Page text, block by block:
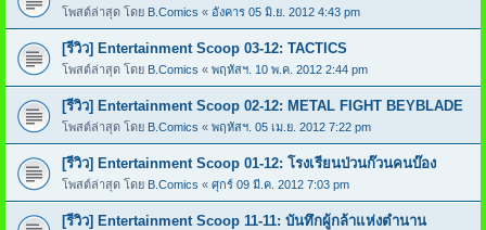
โพสต์ล่าสุด โดย B.Comics « อังคาร 05 มิ.ย. 2012 4:43 pm
[รีวิว] Entertainment Scoop 03-12: TACTICS
โพสต์ล่าสุด โดย B.Comics « พฤหัสฯ. 10 พ.ค. 2012 2:44 pm
[รีวิว] Entertainment Scoop 02-12: METAL FIGHT BEYBLADE
โพสต์ล่าสุด โดย B.Comics « พฤหัสฯ. 05 เม.ย. 2012 7:22 pm
[รีวิว] Entertainment Scoop 01-12: โรงเรียนป่วนก๊วนคนบ๊อง
โพสต์ล่าสุด โดย B.Comics « ศุกร์ 09 มี.ค. 2012 7:03 pm
[รีวิว] Entertainment Scoop 11-11: บันทึกผู้กล้าแห่งตำนาน